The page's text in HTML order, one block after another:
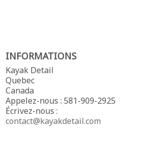
INFORMATIONS
Kayak Detail
Quebec
Canada
Appelez-nous : 581-909-2925
Écrivez-nous :
contact@kayakdetail.com